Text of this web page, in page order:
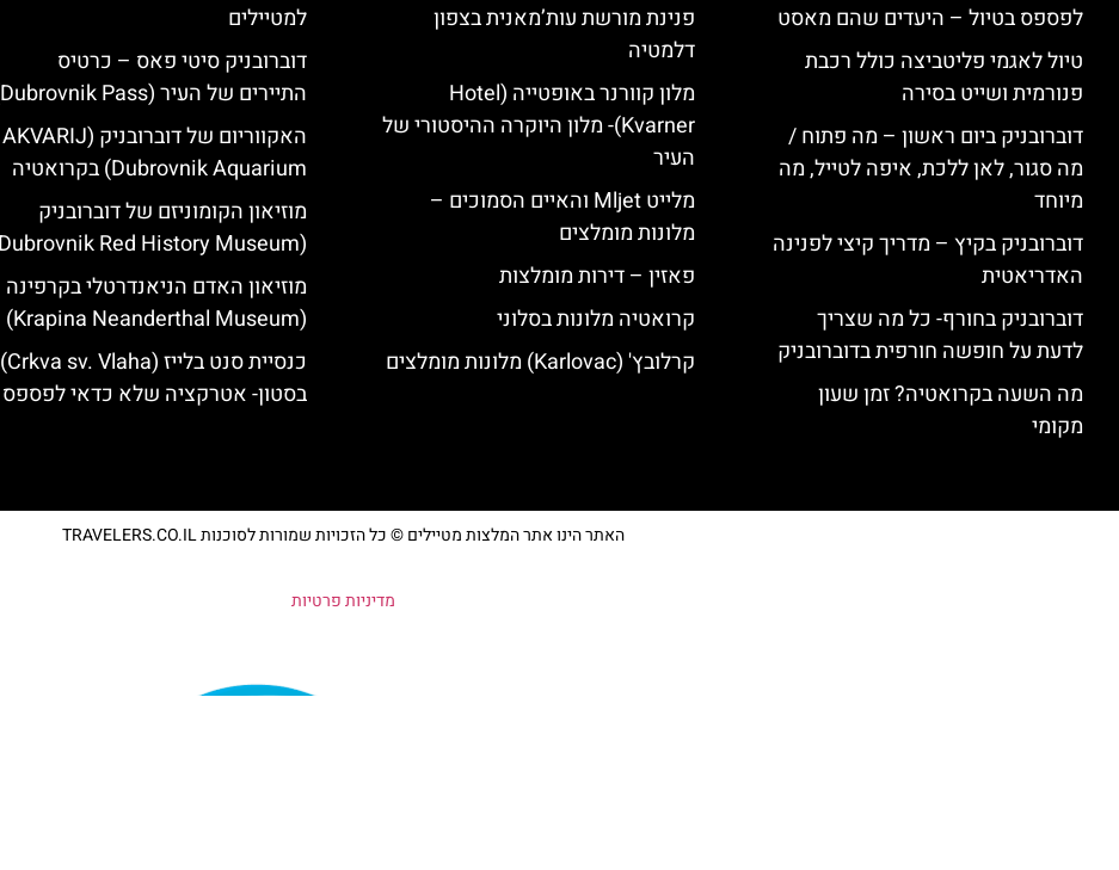
לפספס בטיול – היעדים שהם מאסט
טיול לאגמי פליטביצה כולל רכבת
פנורמית ושייט בסירה
דוברובניק ביום ראשון – מה פתוח /
מה סגור, לאן ללכת, איפה לטייל, מה
מיוחד
דוברובניק בקיץ – מדריך קיצי לפנינה
האדריאטית
דוברובניק בחורף- כל מה שצריך
לדעת על חופשה חורפית בדוברובניק
מה השעה בקרואטיה? זמן שעון
מקומי
פנינת מורשת עות’מאנית בצפון
דלמטיה
מלון קוורנר באופטייה (Hotel
Kvarner)- מלון היוקרה ההיסטורי של
העיר
מלייט Mljet והאיים הסמוכים –
מלונות מומלצים
פאזין – דירות מומלצות
קרואטיה מלונות בסלוני
קרלובץ' (Karlovac) מלונות מומלצים
למטיילים
דוברובניק סיטי פאס – כרטיס
התיירים של העיר (Dubrovnik Pass)
האקווריום של דוברובניק (AKVARIJ
Dubrovnik Aquarium) בקרואטיה
מוזיאון הקומוניזם של דוברובניק
(Dubrovnik Red History Museum)
מוזיאון האדם הניאנדרטלי בקרפינה
(Krapina Neanderthal Museum)
כנסיית סנט בלייז (Crkva sv. Vlaha)
בסטון- אטרקציה שלא כדאי לפספס
האתר הינו אתר המלצות מטיילים © כל הזכויות שמורות לסוכנות TRAVELERS.CO.IL
מדיניות פרטיות